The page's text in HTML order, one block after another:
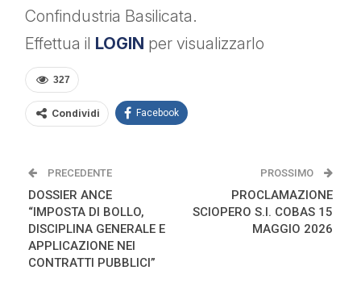
Confindustria Basilicata.
Effettua il LOGIN per visualizzarlo
327
Condividi Facebook
PRECEDENTE
DOSSIER ANCE
“IMPOSTA DI BOLLO,
DISCIPLINA GENERALE E
APPLICAZIONE NEI
CONTRATTI PUBBLICI”
PROSSIMO
PROCLAMAZIONE
SCIOPERO S.I. COBAS 15
MAGGIO 2026